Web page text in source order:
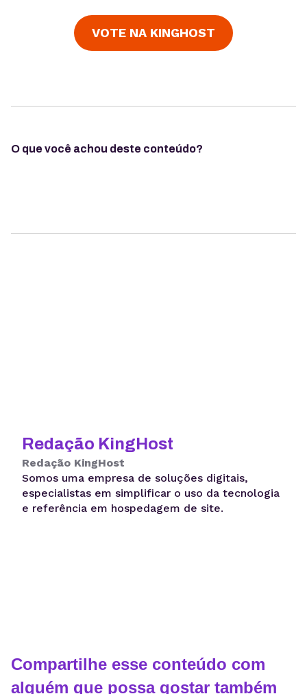
VOTE NA KINGHOST
O que você achou deste conteúdo?
Redação KingHost
Redação KingHost
Somos uma empresa de soluções digitais,
especialistas em simplificar o uso da tecnologia
e referência em hospedagem de site.
Compartilhe esse conteúdo com
alguém que possa gostar também